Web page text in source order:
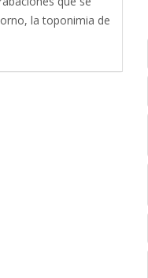
la toponimia de